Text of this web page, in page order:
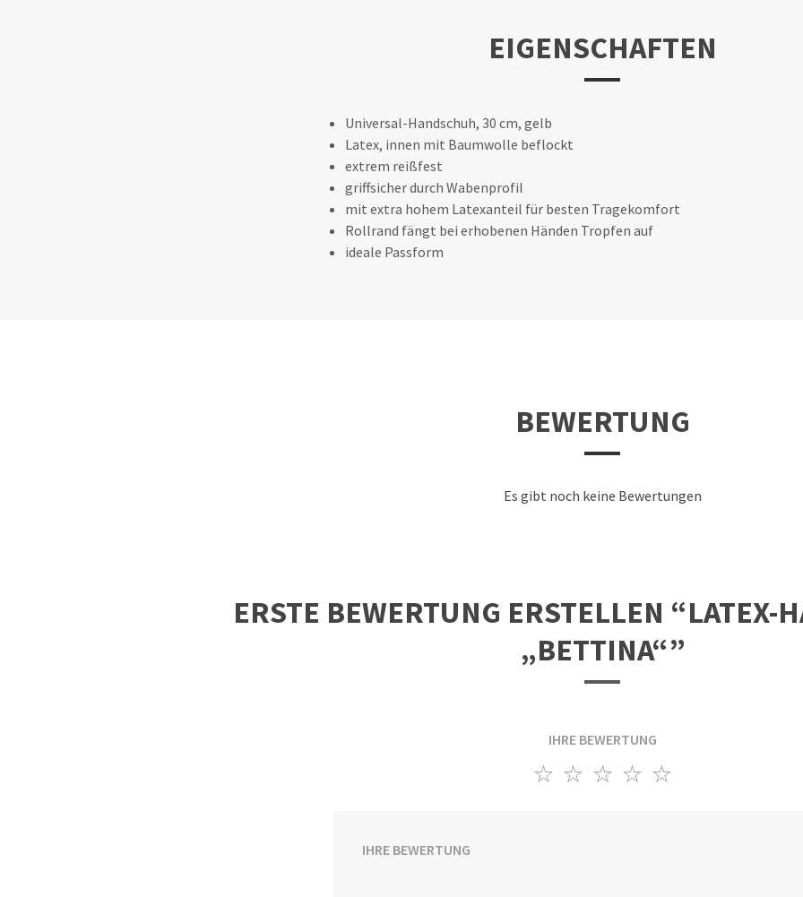
EIGENSCHAFTEN
Universal-Handschuh, 30 cm, gelb
Latex, innen mit Baumwolle beflockt
extrem reißfest
griffsicher durch Wabenprofil
mit extra hohem Latexanteil für besten Tragekomfort
Rollrand fängt bei erhobenen Händen Tropfen auf
ideale Passform
BEWERTUNG
Es gibt noch keine Bewertungen
ERSTE BEWERTUNG ERSTELLEN “LATEX-
„BETTINA“”
IHRE BEWERTUNG